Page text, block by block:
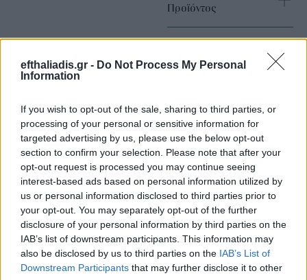
efthaliadis.gr - Do Not Process My Personal
Information
If you wish to opt-out of the sale, sharing to third parties, or
processing of your personal or sensitive information for
targeted advertising by us, please use the below opt-out
section to confirm your selection. Please note that after your
opt-out request is processed you may continue seeing
interest-based ads based on personal information utilized by
us or personal information disclosed to third parties prior to
your opt-out. You may separately opt-out of the further
disclosure of your personal information by third parties on the
IAB’s list of downstream participants. This information may
also be disclosed by us to third parties on the IAB’s List of
Downstream Participants that may further disclose it to other
Προϊόντος
Επιλογές Που Ταιριάζουν
Ανακαλύψτε τα κοσμήματα που αγαπήθηκαν περισσότερο!
Εδώ θα βρείτε τις κορυφαίες επιλογές που ξεχωρίζουν για
το μοναδικό τους στυλ και την εξαιρετική τους ποιότητα.
ΧΡΥΣΌΣ 18 ΚΑΡΑΤΊΩΝ -10%